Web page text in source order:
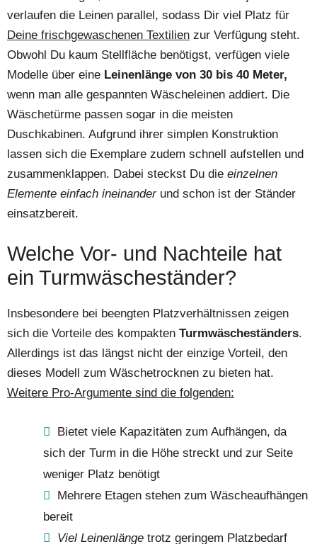
verlaufen die Leinen parallel, sodass Dir viel Platz für
Deine frischgewaschenen Textilien zur Verfügung steht.
Obwohl Du kaum Stellfläche benötigst, verfügen viele
Modelle über eine Leinenlänge von 30 bis 40 Meter,
wenn man alle gespannten Wäscheleinen addiert. Die
Wäschetürme passen sogar in die meisten
Duschkabinen. Aufgrund ihrer simplen Konstruktion
lassen sich die Exemplare zudem schnell aufstellen und
zusammenklappen. Dabei steckst Du die einzelnen
Elemente einfach ineinanderund schon ist der Ständer
einsatzbereit.
Welche Vor- und Nachteile hat
ein Turmwäscheständer?
Insbesondere bei beengten Platzverhältnissen zeigen
sich die Vorteile des kompakten Turmwäscheständers.
Allerdings ist das längst nicht der einzige Vorteil, den
dieses Modell zum Wäschetrocknen zu bieten hat.
Weitere Pro-Argumente sind die folgenden:
Bietet viele Kapazitäten zum Aufhängen, da
sich der Turm in die Höhe streckt und zur Seite
weniger Platz benötigt
Mehrere Etagen stehen zum Wäscheaufhängen
bereit
Viel Leinenlänge trotz geringem Platzbedarf